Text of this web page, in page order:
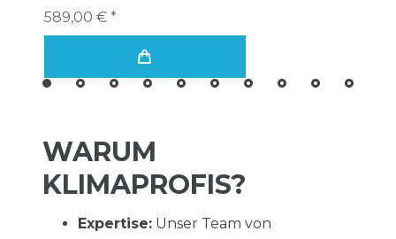
589,00 € *
WARUM
KLIMAPROFIS?
Expertise: Unser Team von